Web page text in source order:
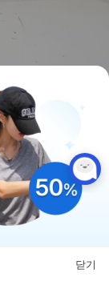
닫기
마이페이지